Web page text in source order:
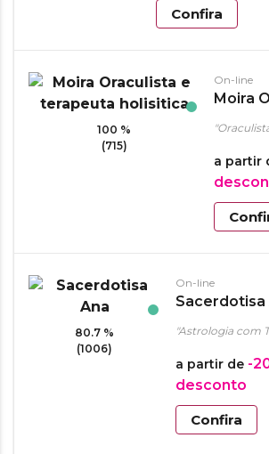
Confira
100 %
(715)
On-line
Moira
a partir
80.7 %
(1006)
On-line
Sacerdotisa
"Astrologia com
a partir de -
desconto
Confira